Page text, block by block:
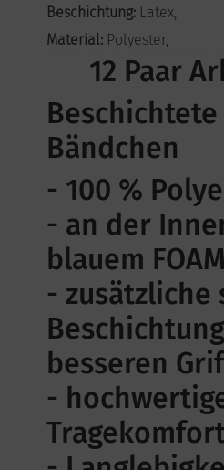
Beschichtung:Latex,
Material:Polyester,
12 Paar
Bändchen
- 100 %
- an der
blauem
- zusätzliche
besseren
-